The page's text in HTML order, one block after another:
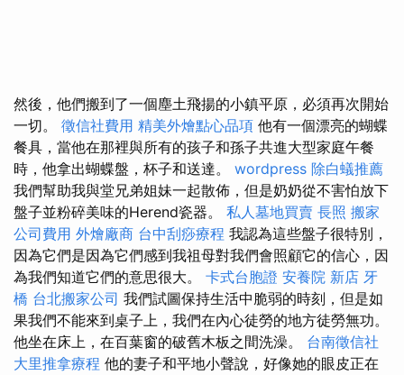
然後，他們搬到了一個塵土飛揚的小鎮平原，必須再次開始
一切。 徵信社費用 精美外燴點心品項 他有一個漂亮的蝴蝶
餐具，當他在那裡與所有的孩子和孫子共進大型家庭午餐
時，他拿出蝴蝶盤，杯子和送達。 wordpress 除白蟻推薦
我們幫助我與堂兄弟姐妹一起散佈，但是奶奶從不害怕放下
盤子並粉碎美味的Herend瓷器。 私人墓地買賣 長照 搬家
公司費用 外燴廠商 台中刮痧療程 我認為這些盤子很特別，
因為它們是因為它們感到我祖母對我們會照顧它的信心，因
為我們知道它們的意思很大。 卡式台胞證 安養院 新店 牙
橋 台北搬家公司 我們試圖保持生活中脆弱的時刻，但是如
果我們不能來到桌子上，我們在內心徒勞的地方徒勞無功。
他坐在床上，在百葉窗的破舊木板之間洗澡。 台南徵信社
大里推拿療程 他的妻子和平地小聲說，好像她的眼皮正在